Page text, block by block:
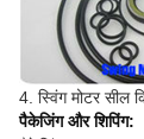
4. स्विंग मोटर सील
पैकेजिंग और शिपिंग: